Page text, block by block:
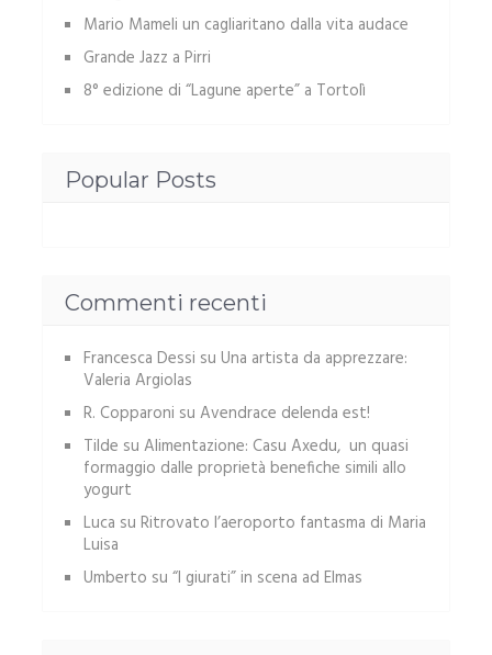
Mario Mameli un cagliaritano dalla vita audace
Grande Jazz a Pirri
8° edizione di “Lagune aperte” a Tortolì
Popular Posts
Commenti recenti
Francesca Dessi su Una artista da apprezzare:
Valeria Argiolas
R. Copparoni su Avendrace delenda est!
Tilde su Alimentazione: Casu Axedu, un quasi
formaggio dalle proprietà benefiche simili allo
yogurt
Luca su Ritrovato l’aeroporto fantasma di Maria
Luisa
Umberto su “I giurati” in scena ad Elmas